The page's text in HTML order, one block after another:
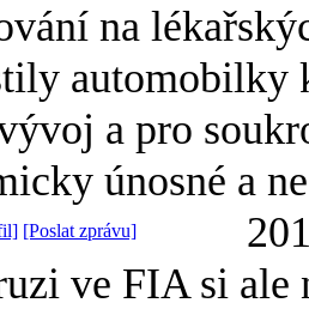
na
automobilky
a pro
únosné a
[Poslat zprávu]
ve FIA si ale